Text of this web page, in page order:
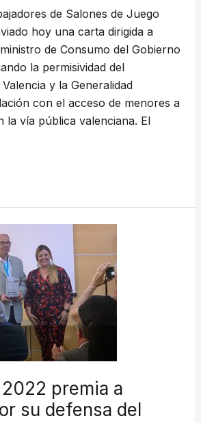
de Salones de Juego
hoy una carta dirigida a
de Consumo del Gobierno
la permisividad del
y la Generalidad
con el acceso de menores a
la vía pública valenciana. El
premia a
su defensa del